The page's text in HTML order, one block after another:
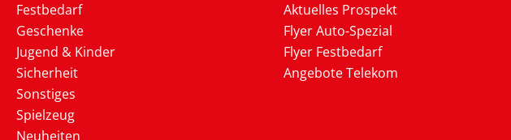
Festbedarf
Geschenke
Jugend & Kinder
Sicherheit
Sonstiges
Spielzeug
Neuheiten
Aktuelles Prospekt
Flyer Auto-Spezial
Flyer Festbedarf
Angebote Telekom